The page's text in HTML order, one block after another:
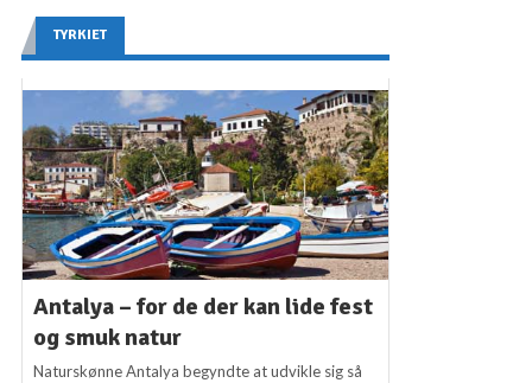
TYRKIET
Antalya – for de der kan lide fest
og smuk natur
Naturskønne Antalya begyndte at udvikle sig så